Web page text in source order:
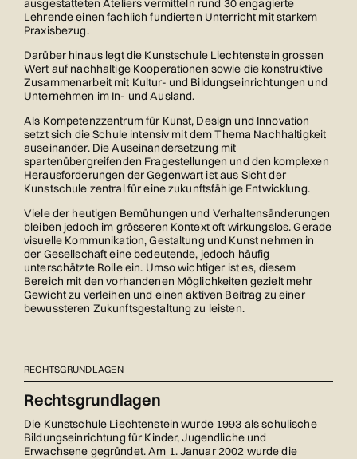
ausgestatteten Ateliers vermitteln rund 30 engagierte
Lehrende einen fachlich fundierten Unterricht mit starkem
Praxisbezug.
Darüber hinaus legt die Kunstschule Liechtenstein grossen
Wert auf nachhaltige Kooperationen sowie die konstruktive
Zusammenarbeit mit Kultur- und Bildungseinrichtungen und
Unternehmen im In- und Ausland.
Als Kompetenzzentrum für Kunst, Design und Innovation
setzt sich die Schule intensiv mit dem Thema Nachhaltigkeit
auseinander. Die Auseinandersetzung mit
spartenübergreifenden Fragestellungen und den komplexen
Herausforderungen der Gegenwart ist aus Sicht der
Kunstschule zentral für eine zukunftsfähige Entwicklung.
Viele der heutigen Bemühungen und Verhaltensänderungen
bleiben jedoch im grösseren Kontext oft wirkungslos. Gerade
visuelle Kommunikation, Gestaltung und Kunst nehmen in
der Gesellschaft eine bedeutende, jedoch häufig
unterschätzte Rolle ein. Umso wichtiger ist es, diesem
Bereich mit den vorhandenen Möglichkeiten gezielt mehr
Gewicht zu verleihen und einen aktiven Beitrag zu einer
bewussteren Zukunftsgestaltung zu leisten.
RECHTSGRUNDLAGEN
Rechtsgrundlagen
Die Kunstschule Liechtenstein wurde 1993 als schulische
Bildungseinrichtung für Kinder, Jugendliche und
Erwachsene gegründet. Am 1. Januar 2002 wurde die